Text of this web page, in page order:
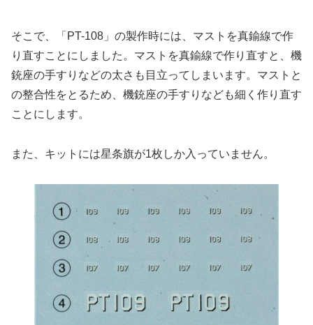
そこで、「PT-108」の製作時には、マストを真鍮線で作
り直すことにしました。マストを真鍮線で作り直すと、機
銃座の手すりなどの太さも目立ってしまいます。マストと
の整合性をとるため、機銃座の手すりなども細く作り直す
ことにします。
また、キットには星条旗が1枚しか入っていません。